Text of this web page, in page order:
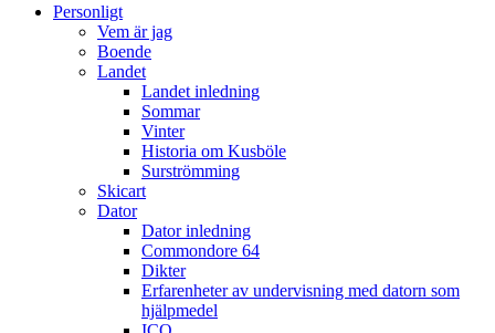
Personligt
Vem är jag
Boende
Landet
Landet inledning
Sommar
Vinter
Historia om Kusböle
Surströmming
Skicart
Dator
Dator inledning
Commondore 64
Dikter
Erfarenheter av undervisning med datorn som
hjälpmedel